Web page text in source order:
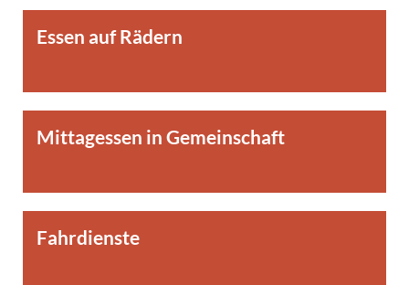
Essen auf Rädern
Mittagessen in Gemeinschaft
Fahrdienste